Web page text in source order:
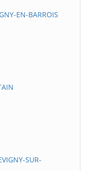
EN-BARROIS
SUR-